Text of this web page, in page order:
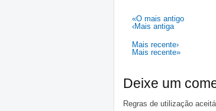
«O mais antigo
‹Mais antiga
Mais recente›
Mais recente»
Deixe um
Regras de utilização